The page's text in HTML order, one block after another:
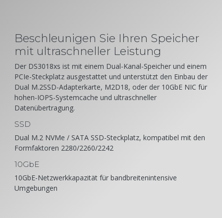
Beschleunigen Sie Ihren Speicher
mit ultraschneller Leistung
Der DS3018xs ist mit einem Dual-Kanal-Speicher und einem
PCIe-Steckplatz ausgestattet und unterstützt den Einbau der
Dual M.2SSD-Adapterkarte, M2D18, oder der 10GbE NIC für
hohen-IOPS-Systemcache und ultraschneller
Datenübertragung.
SSD
Dual M.2 NVMe / SATA SSD-Steckplatz, kompatibel mit den
Formfaktoren 2280/2260/2242
10GbE
10GbE-Netzwerkkapazität für bandbreitenintensive
Umgebungen